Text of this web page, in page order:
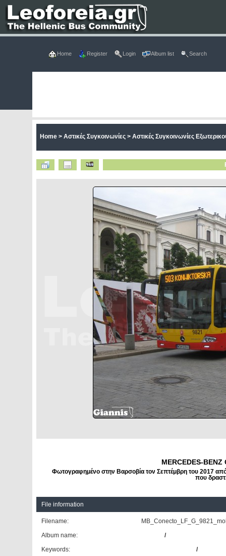
Home Register Login Album list Search
Home> Αστικές Συγκοινωνίες> Αστικές Συγκοινωνίες
MERCEDES-
Φωτογραφημένο στην Βαρσοβία τον Σεπτέμβρη του 2017 από
που
File information
Filename:
Album name:
/
Keywords:
/